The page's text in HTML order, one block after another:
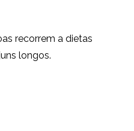
recorrem a dietas
longos.